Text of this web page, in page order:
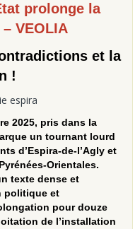
prolonge la
VEOLIA
et la
!
2025, pris dans la
un tournant lourd
d’Espira‑de‑l’Agly et
texte dense et
politique et
pour douze
de l’installation